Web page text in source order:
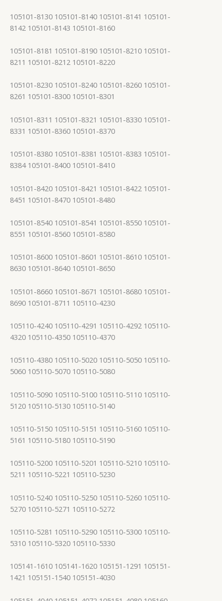
105101-8130 105101-8140 105101-8141 105101-
8142 105101-8143 105101-8160
105101-8181 105101-8190 105101-8210 105101-
8211 105101-8212 105101-8220
105101-8230 105101-8240 105101-8260 105101-
8261 105101-8300 105101-8301
105101-8311 105101-8321 105101-8330 105101-
8331 105101-8360 105101-8370
105101-8380 105101-8381 105101-8383 105101-
8384 105101-8400 105101-8410
105101-8420 105101-8421 105101-8422 105101-
8451 105101-8470 105101-8480
105101-8540 105101-8541 105101-8550 105101-
8551 105101-8560 105101-8580
105101-8600 105101-8601 105101-8610 105101-
8630 105101-8640 105101-8650
105101-8660 105101-8671 105101-8680 105101-
8690 105101-8711 105110-4230
105110-4240 105110-4291 105110-4292 105110-
4320 105110-4350 105110-4370
105110-4380 105110-5020 105110-5050 105110-
5060 105110-5070 105110-5080
105110-5090 105110-5100 105110-5110 105110-
5120 105110-5130 105110-5140
105110-5150 105110-5151 105110-5160 105110-
5161 105110-5180 105110-5190
105110-5200 105110-5201 105110-5210 105110-
5211 105110-5221 105110-5230
105110-5240 105110-5250 105110-5260 105110-
5270 105110-5271 105110-5272
105110-5281 105110-5290 105110-5300 105110-
5310 105110-5320 105110-5330
105141-1610 105141-1620 105151-1291 105151-
1421 105151-1540 105151-4030